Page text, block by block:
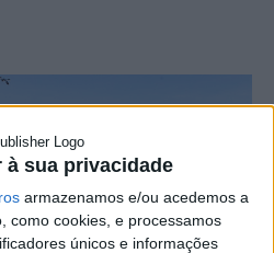
à sua privacidade
armazenamos e/ou acedemos a
como cookies, e processamos
únicos e informações